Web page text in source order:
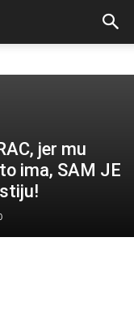
jer mu
ima, SAM JE